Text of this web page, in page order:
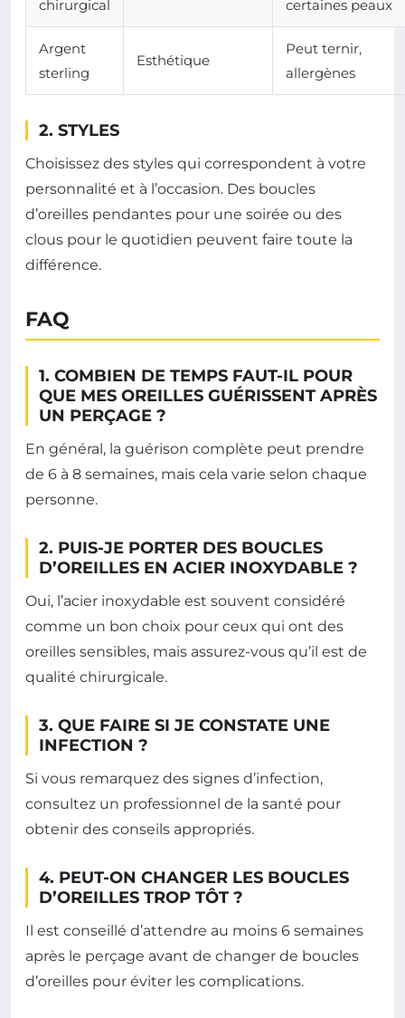
chirurgical certaines peaux
Argent
sterling
Esthétique
Peut ternir,
allergènes
2. STYLES
Choisissez des styles qui correspondent à votre
personnalité et à l’occasion. Des boucles
d’oreilles pendantes pour une soirée ou des
clous pour le quotidien peuvent faire toute la
différence.
FAQ
1. COMBIEN DE TEMPS FAUT-IL POUR
QUE MES OREILLES GUÉRISSENT APRÈS
UN PERÇAGE ?
En général, la guérison complète peut prendre
de 6 à 8 semaines, mais cela varie selon chaque
personne.
2. PUIS-JE PORTER DES BOUCLES
D’OREILLES EN ACIER INOXYDABLE ?
Oui, l’acier inoxydable est souvent considéré
comme un bon choix pour ceux qui ont des
oreilles sensibles, mais assurez-vous qu’il est de
qualité chirurgicale.
3. QUE FAIRE SI JE CONSTATE UNE
INFECTION ?
Si vous remarquez des signes d’infection,
consultez un professionnel de la santé pour
obtenir des conseils appropriés.
4. PEUT-ON CHANGER LES BOUCLES
D’OREILLES TROP TÔT ?
Il est conseillé d’attendre au moins 6 semaines
après le perçage avant de changer de boucles
d’oreilles pour éviter les complications.